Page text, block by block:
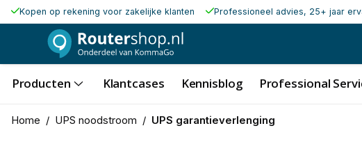
Kopen op rekening voor zakelijke klanten Professioneel advies, 25+ jaar
Producten Klantcases Kennisblog Professional
Home / UPS noodstroom / UPS garantieverlenging